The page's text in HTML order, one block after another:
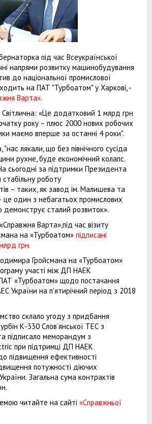
під час Всеукраїнської
напрями розвитку машинобудування
до національної промислової
на ПАТ "Турбоатом" у Харкові, -
Варта».
«Це додатковий 1 млрд грн
року – плюс 2000 нових робочих
маємо вперше за останні 4 роки".
лякали, що без північного сусіда
рухне, буде економічний колапс.
сьогодні за підтримки Президента
стабільну роботу
– таких, як завод ім. Малишева та
це один з небагатьох промислових
демонструє сталий розвиток».
Варта»,під час візиту
на «Турбоатом» підписані
грн.
Гройсмана на «Турбоатом»
участі між ДП НАЕК
«Турбоатом» щодо постачання
України на п’ятирічний період з 2018
склало угоду з придбання
К-330 Слов’янської ТЕС з
підписало меморандум з
при підтримці ДП НАЕК
підвищення ефективності
потужності діючих
Загальна сума контрактів
читайте на сайті «Справжньої